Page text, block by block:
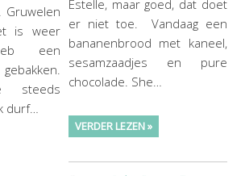
Gruwelen
is weer
een
steeds
durf…
Estelle, maar goed, dat doet
er niet toe. Vandaag een
bananenbrood met kaneel,
sesamzaadjes en pure
chocolade. She…
VERDER LEZEN »